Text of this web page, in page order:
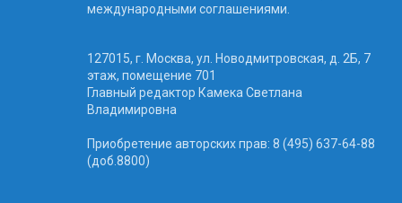
международными соглашениями.
127015, г. Москва, ул. Новодмитровская, д. 2Б, 7
этаж, помещение 701
Главный редактор Камека Светлана
Владимировна
Приобретение авторских прав: 8 (495) 637-64-88
(доб.8800)